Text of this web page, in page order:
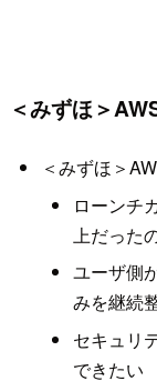
＜みずほ＞
＜みずほ＞
ローンチ
上だった
ユーザ側
みを継続
セキュリ
できたい